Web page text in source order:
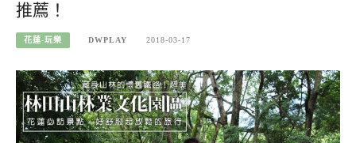
推薦！
花蓮-玩樂 DWPLAY 2018-03-17